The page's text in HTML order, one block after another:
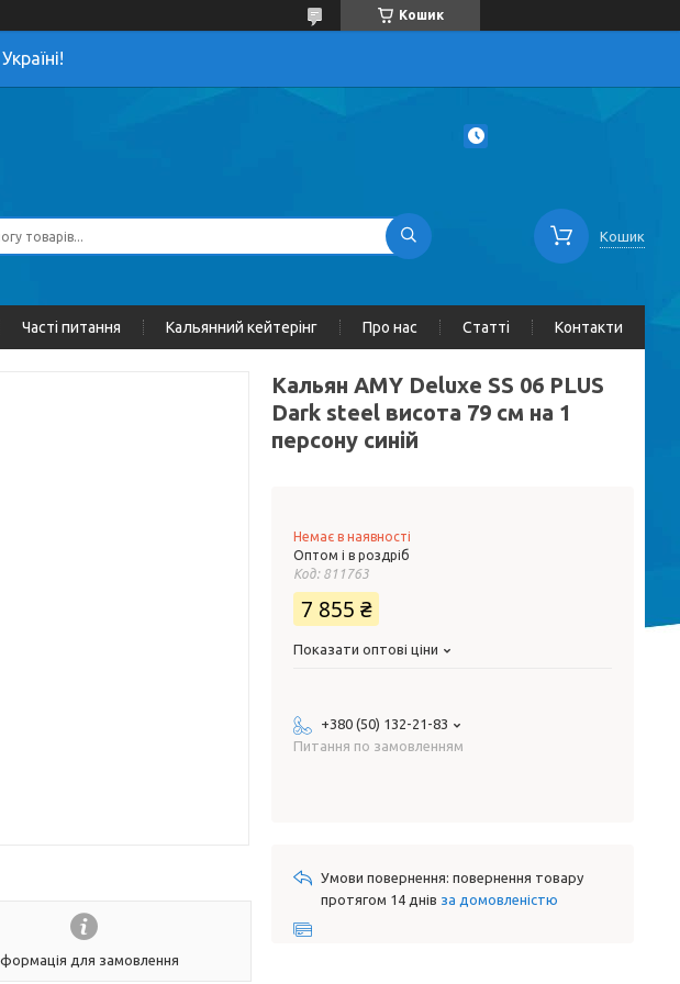
Кошик
Кошик
Часті питання Кальянний кейтерінг Про нас Статті Контакти
для замовлення
Кальян AMY Deluxe SS 06 PLUS
Dark steel висота 79 см на 1
персону синій
Немає в наявності
Оптом і в роздріб
Код: 811763
7 855 ₴
Показати оптові ціни
+380 (50) 132-21-83
Питання по замовленням
повернення товару
протягом 14 днів за домовленістю